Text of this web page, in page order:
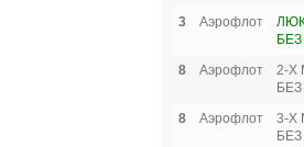
3
Аэрофлот
8
Аэрофлот
2-Х
8
Аэрофлот
3-Х